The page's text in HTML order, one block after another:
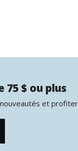
$ ou plus
et